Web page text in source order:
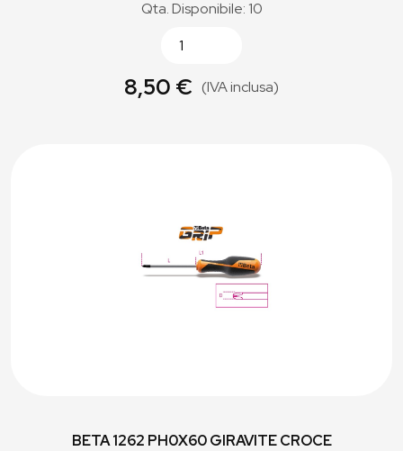
Qta. Disponibile: 10
8,50 € (IVA inclusa)
BETA 1262 PH0X60 GIRAVITE CROCE